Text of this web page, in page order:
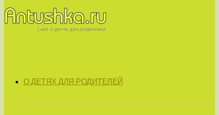
О ДЕТЯХ ДЛЯ РОДИТЕЛЕЙ